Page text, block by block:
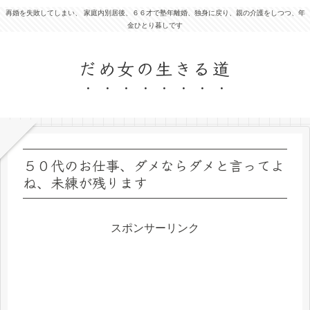
再婚を失敗してしまい、 家庭内別居後、６６才で塾年離婚、独身に戻り、親の介護をしつつ、年
金ひとり暮しです
だめ女の生きる道
５０代のお仕事、ダメならダメと言ってよ
ね、未練が残ります
スポンサーリンク